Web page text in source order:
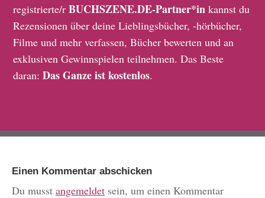
registrierte/rBUCHSZENE.DE-Partner*in kannst du
Rezensionen über deine Lieblingsbücher, -hörbücher,
Filme und mehr verfassen, Bücher bewerten und an
exklusiven Gewinnspielen teilnehmen. Das Beste
daran:Das Ganze ist kostenlos.
Einen Kommentar abschicken
Du musst angemeldet sein, um einen Kommentar